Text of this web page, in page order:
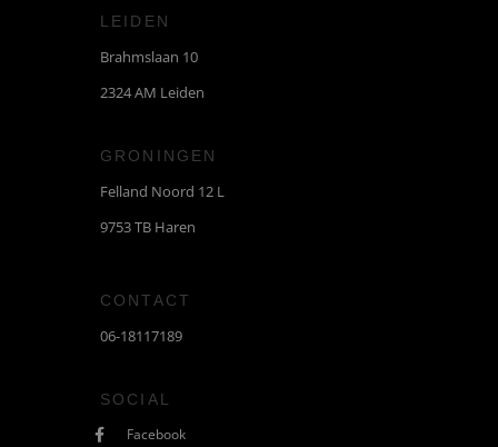
LEIDEN
Brahmslaan 10
2324 AM Leiden
GRONINGEN
Felland Noord 12 L
9753 TB Haren
CONTACT
06-18117189
SOCIAL
Facebook